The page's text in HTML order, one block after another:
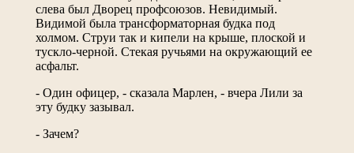
слева был Дворец профсоюзов. Невидимый.
Видимой была трансформаторная будка под
холмом. Струи так и кипели на крыше, плоской и
тускло-черной. Стекая ручьями на окружающий ее
асфальт.
- Один офицер, - сказала Марлен, - вчера Лили за
эту будку зазывал.
- Зачем?